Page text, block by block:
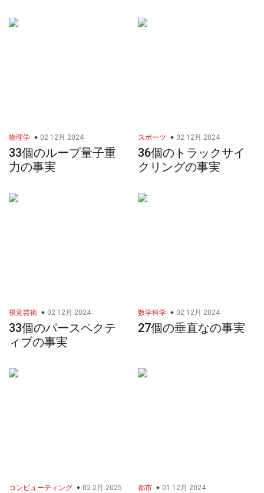
物理学 02 12月 2024
33個のループ量子重
力の事実
スポーツ 02 12月 2024
36個のトラックサイ
クリングの事実
視覚芸術 02 12月 2024
33個のパースペクテ
ィブの事実
数学科学 02 12月 2024
27個の垂直なの事実
コンピューティング 02 2月 2025 都市 01 12月 2024